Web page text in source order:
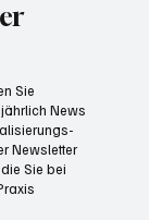
Sie
News
Newsletter
Sie bei